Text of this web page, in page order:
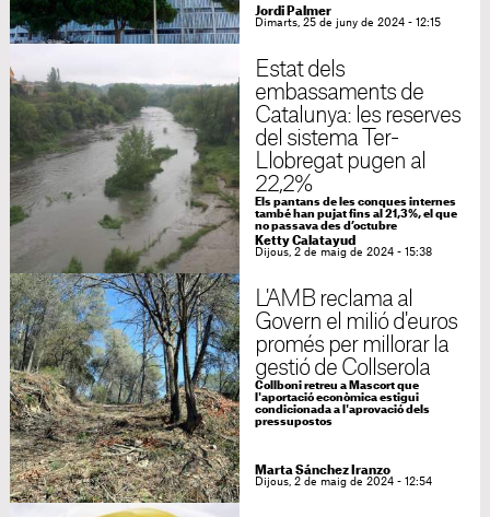
Jordi Palmer
Dimarts, 25 de juny de 2024 - 12:15
Estat dels
embassaments de
Catalunya: les reserves
del sistema Ter-
Llobregat pugen al
22,2%
Els pantans de les conques internes
també han pujat fins al 21,3%, el que
no passava des d’octubre
Ketty Calatayud
Dijous, 2 de maig de 2024 - 15:38
L'AMB reclama al
Govern el milió d'euros
promés per millorar la
gestió de Collserola
Collboni retreu a Mascort que
l'aportació econòmica estigui
condicionada a l'aprovació dels
pressupostos
Marta Sánchez Iranzo
Dijous, 2 de maig de 2024 - 12:54